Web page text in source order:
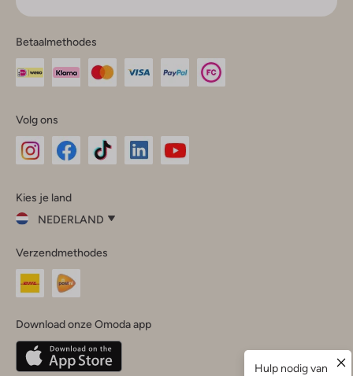
Betaalmethodes
Volg ons
InstagramFacebook
Kies je land
NEDERLAND
je
land
Nederland
Belgique(Français)
Deutschland
Verzendmethodes
Download onze Omoda app